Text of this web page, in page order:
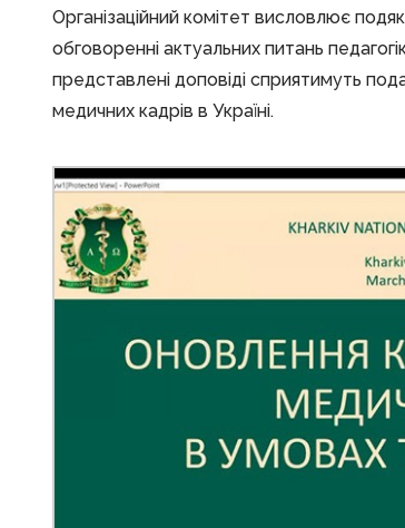
Організаційний комітет висловлює
обговоренні актуальних питань
представлені доповіді сприятимуть
медичних кадрів в Україні.